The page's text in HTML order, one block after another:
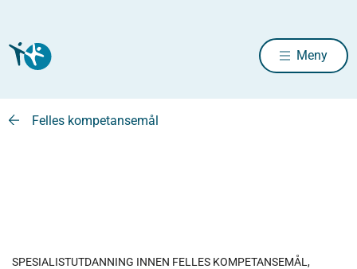
Meny
Felles kompetansemål
SPESIALISTUTDANNING INNEN FELLES KOMPETANSEMÅL,